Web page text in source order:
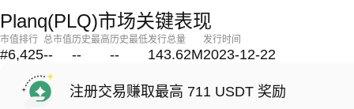
Planq(PLQ)市场关键表现
市值排行
#6,425
总市值
--
历史最高
--
历史最低
--
发行总量
143.62M
发行时间
2023-12-22
注册交易赚取最高 711 USDT 奖励